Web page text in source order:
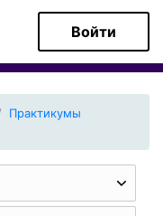
Войти
Практикумы